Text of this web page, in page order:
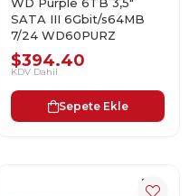
SATA III 6Gbit/s64MB
7/24 WD60PURZ
$394.40
KDV Dahil
Sepete Ekle